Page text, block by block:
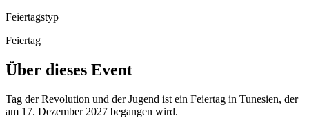
Feiertagstyp
Feiertag
Über dieses Event
Tag der Revolution und der Jugend ist ein Feiertag in Tunesien, der
am 17. Dezember 2027 begangen wird.